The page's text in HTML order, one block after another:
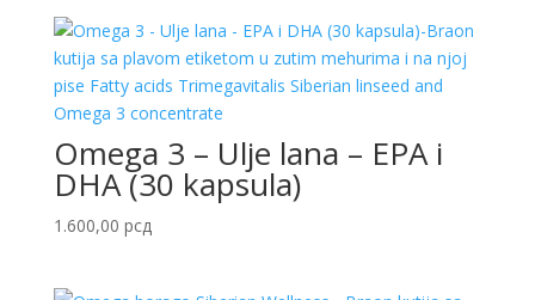
Omega 3 – Ulje lana – EPA i
DHA (30 kapsula)
1.600,00 рсд